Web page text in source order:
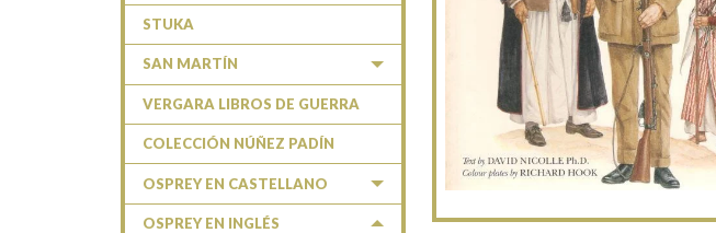
STUKA
SAN MARTÍN
VERGARA LIBROS DE GUERRA
COLECCIÓN NÚÑEZ PADÍN
OSPREY EN CASTELLANO
OSPREY EN INGLÉS